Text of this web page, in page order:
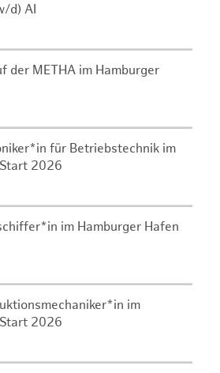
d) AI
der METHA im Hamburger
für Betriebstechnik im
2026
im Hamburger Hafen
im
2026